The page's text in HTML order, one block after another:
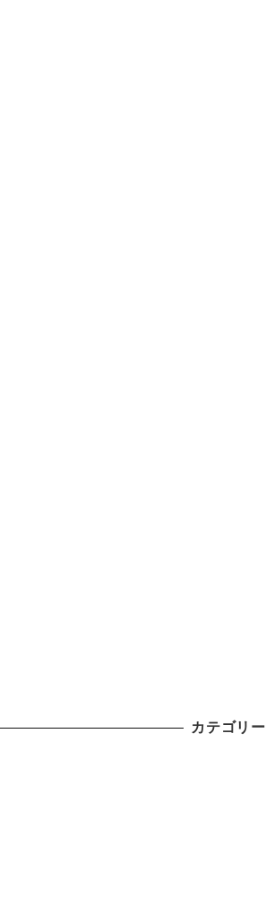
カテゴリー